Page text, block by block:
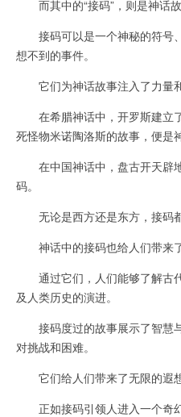
而其中的“接码”，则是神话故
接码可以是一个神秘的符号
想不到的事件。
它们为神话故事注入了力量和
在希腊神话中，开罗斯建立
死怪物米诺陶洛斯的故事，便是
在中国神话中，盘古开天辟
码。
无论是西方还是东方，接码都
神话中的接码也给人们带来了
通过它们，人们能够了解古
及人类历史的演进。
接码度过的故事展示了智慧
对挑战和困难。
它们给人们带来了无限的遐想
正如接码引领人进入一个奇